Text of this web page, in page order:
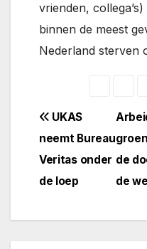
vrienden,
binnen de meest
Nederland sterven
Bericht
navigatie
de
de
UKAS
neemt Bureau
Veritas onder
de loep